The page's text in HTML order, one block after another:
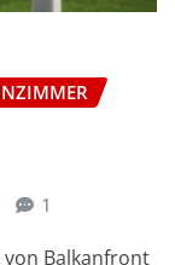
1
von Balkanfront